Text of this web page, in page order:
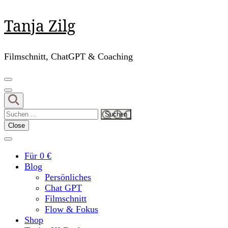
Skip
to
(Press
Enter)
Tanja Zilg
Filmschnitt, ChatGPT & Coaching
Suchen
nach:
Close
Für 0 €
Blog
Persönliches
Chat GPT
Filmschnitt
Flow & Fokus
Shop